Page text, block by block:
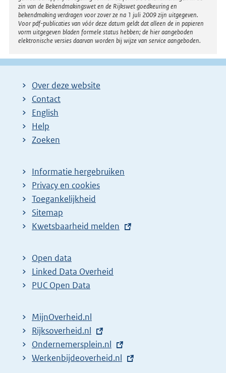
zin van de Bekendmakingswet en de Rijkswet goedkeuring en
bekendmaking verdragen voor zover ze na 1 juli 2009 zijn uitgegeven.
Voor pdf-publicaties van vóór deze datum geldt dat alleen de in papieren
vorm uitgegeven bladen formele status hebben; de hier aangeboden
elektronische versies daarvan worden bij wijze van service aangeboden.
Over deze website
Contact
English
Help
Zoeken
Informatie hergebruiken
Privacy en cookies
Toegankelijkheid
Sitemap
E
t
e
r
l
i
n
k
Kwetsbaarheid melden
Open data
Linked Data Overheid
PUC Open Data
MijnOverheid.nl
E
x
t
Rijksoverheid.nl
E
x
Ondernemersplein.nl
E
Werkenbijdeoverheid.nl